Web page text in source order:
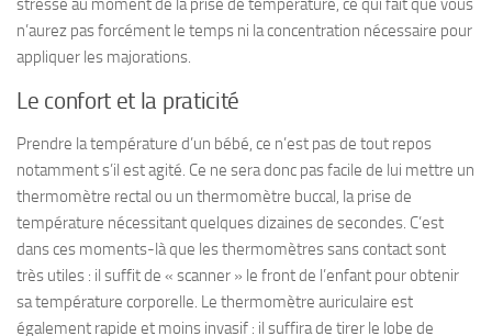
stressé au moment de la prise de température, ce qui fait que vous
n’aurez pas forcément le temps ni la concentration nécessaire pour
appliquer les majorations.
Le confort et la praticité
Prendre la température d’un bébé, ce n’est pas de tout repos
notamment s’il est agité. Ce ne sera donc pas facile de lui mettre un
thermomètre rectal ou un thermomètre buccal, la prise de
température nécessitant quelques dizaines de secondes. C’est
dans ces moments-là que les thermomètres sans contact sont
très utiles : il suffit de « scanner » le front de l’enfant pour obtenir
sa température corporelle. Le thermomètre auriculaire est
également rapide et moins invasif : il suffira de tirer le lobe de